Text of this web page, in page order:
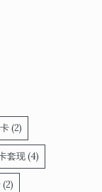
(2)
套现(4)
(2)